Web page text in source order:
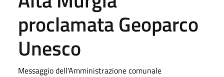
proclamata Geoparco
Unesco
Messaggio dell'Amministrazione comunale